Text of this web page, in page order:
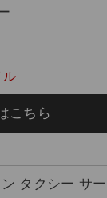
ル
こちら